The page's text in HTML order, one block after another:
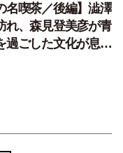
名喫茶／後編】澁澤
れ、森見登美彦が青
過ごした文化が息づ